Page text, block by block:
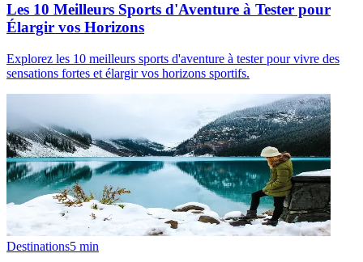
Les 10 Meilleurs Sports d'Aventure à Tester pour
Élargir vos Horizons
Explorez les 10 meilleurs sports d'aventure à tester pour vivre des
sensations fortes et élargir vos horizons sportifs.
Destinations5 min